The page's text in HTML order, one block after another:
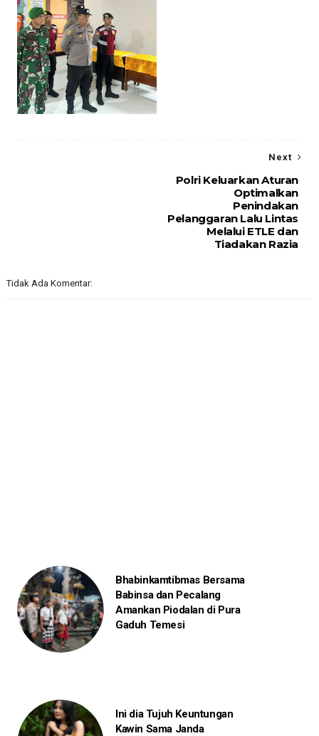
Next
Polri Keluarkan Aturan
Optimalkan
Penindakan
Pelanggaran Lalu Lintas
Melalui ETLE dan
Tiadakan Razia
Tidak Ada Komentar:
Bhabinkamtibmas Bersama
Babinsa dan Pecalang
Amankan Piodalan di Pura
Gaduh Temesi
Ini dia Tujuh Keuntungan
Kawin Sama Janda